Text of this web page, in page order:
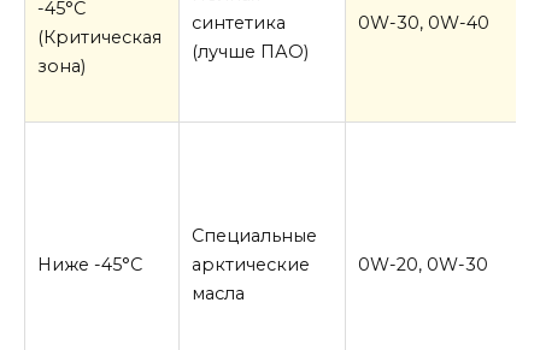
-45°C
(Критическая
зона)
синтетика
(лучше ПАО)
0W-30, 0W-40
Ниже -45°C
Специальные
арктические
масла
0W-20, 0W-30